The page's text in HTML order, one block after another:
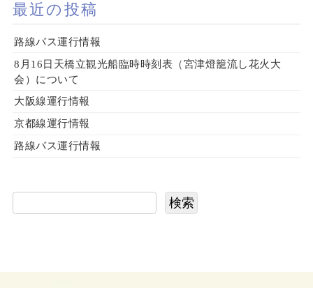
最近の投稿
路線バス運行情報
8月16日天橋立観光船臨時時刻表（宮津燈籠流し花火大
会）について
大阪線運行情報
京都線運行情報
路線バス運行情報
検索